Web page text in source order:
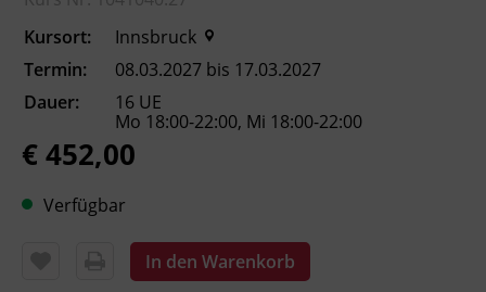
Designs, Format- und
Dokumentvorlagen einrichten und für
einsetzen.
umfangreiche Dokumente über
Gliederungen strukturieren sowie
erstellen.
Grafiken, Diagramme und Tabellen
einbinden und das Seitenlayout gezielt
Kursort:
Innsbruck
Termin:
08.03.2027 bis 17.03.2027
Dauer:
16 UE
Mo 18:00-22:00, Mi 18:00-22:00
€ 452,00
Verfügbar
In den Warenkorb